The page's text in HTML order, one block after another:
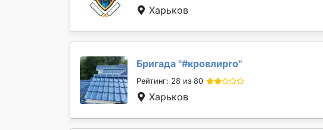
Харьков
Бригада "#кровлиpro"
Рейтинг: 28 из 80
Харьков